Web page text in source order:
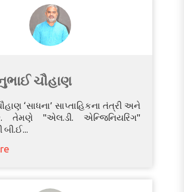
ચૌહાણ
‘સાધના’ સાપ્તાહિકના તંત્રી અને
તેમણે "એલ.ડી. એન્જિનિયરિંગ"
બી.ઈ...